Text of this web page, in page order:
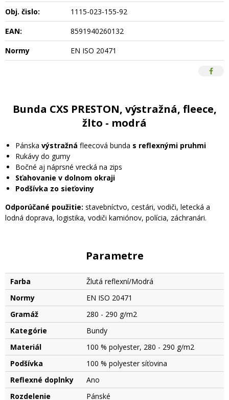
Obj. čislo:
1115-023-155-92
EAN:
8591940260132
Normy
EN ISO 20471
Bunda CXS PRESTON, výstražná, fleece,
žlto - modrá
Pánska výstražná fleecová bunda s reflexnými pruhmi
Rukávy do gumy
Bočné aj náprsné vrecká na zips
Sťahovanie v dolnom okraji
Podšívka zo sieťoviny
Odporúčané použitie: stavebníctvo, cestári, vodiči, letecká a
lodná doprava, logistika, vodiči kamiónov, polícia, záchranári.
Parametre
Farba
Žlutá reflexní/Modrá
Normy
EN ISO 20471
Gramáž
280 - 290 g/m2
Kategórie
Bundy
Materiál
100 % polyester, 280 - 290 g/m2
Podšívka
100 % polyester síťovina
Reflexné doplnky
Ano
Rozdelenie
Pánské